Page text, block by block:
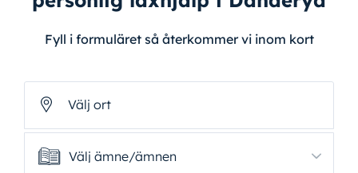
Fyll i formuläret så återkommer vi inom kort
Välj ort
Välj ämne/ämnen
Välj ämne/ämnen